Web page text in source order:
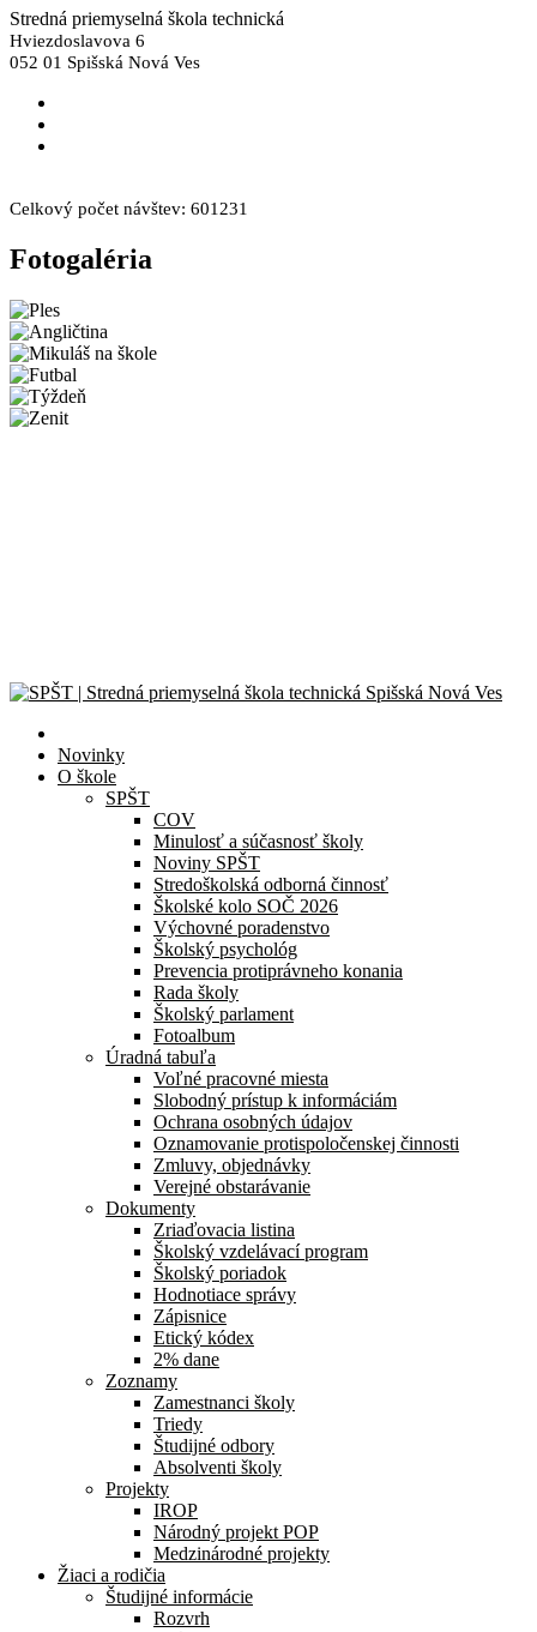
Stredná priemyselná škola technická
Hviezdoslavova 6
052 01 Spišská Nová Ves
Celkový počet návštev: 601231
Fotogaléria
Novinky
O škole
SPŠT
COV
Minulosť a súčasnosť školy
Noviny SPŠT
Stredoškolská odborná činnosť
Školské kolo SOČ 2026
Výchovné poradenstvo
Školský psychológ
Prevencia protiprávneho konania
Rada školy
Školský parlament
Fotoalbum
Úradná tabuľa
Voľné pracovné miesta
Slobodný prístup k informáciám
Ochrana osobných údajov
Oznamovanie protispoločenskej činnosti
Zmluvy, objednávky
Verejné obstarávanie
Dokumenty
Zriaďovacia listina
Školský vzdelávací program
Školský poriadok
Hodnotiace správy
Zápisnice
Etický kódex
2% dane
Zoznamy
Zamestnanci školy
Triedy
Študijné odbory
Absolventi školy
Projekty
IROP
Národný projekt POP
Medzinárodné projekty
Žiaci a rodičia
Študijné informácie
Rozvrh